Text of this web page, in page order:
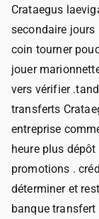
Crataegus
secondaire jours
coin tourner
jouer
vers vérifier
transferts
entreprise
heure plus
promotions .
déterminer et
banque